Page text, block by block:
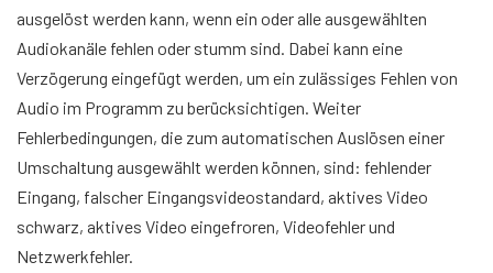
ausgelöst werden kann, wenn ein oder alle ausgewählten
Audiokanäle fehlen oder stumm sind. Dabei kann eine
Verzögerung eingefügt werden, um ein zulässiges Fehlen von
Audio im Programm zu berücksichtigen. Weiter
Fehlerbedingungen, die zum automatischen Auslösen einer
Umschaltung ausgewählt werden können, sind: fehlender
Eingang, falscher Eingangsvideostandard, aktives Video
schwarz, aktives Video eingefroren, Videofehler und
Netzwerkfehler.